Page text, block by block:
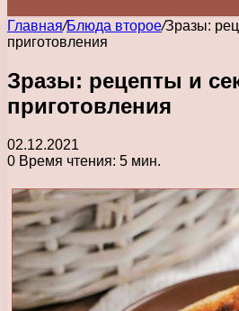
Главная/Блюда второе/Зразы:
приготовления
Зразы: рецепты и
приготовления
02.12.2021
0 Время чтения: 5 мин.